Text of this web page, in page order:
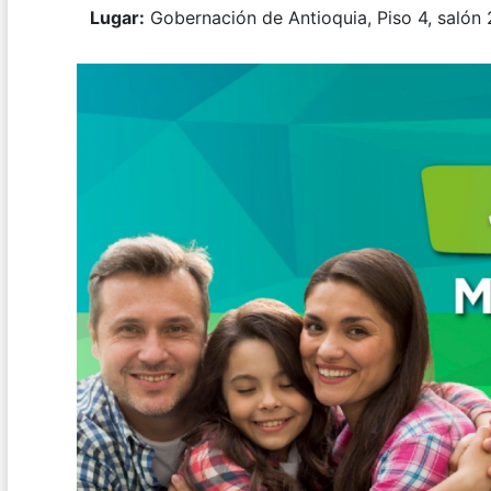
Lugar: Gobernación de Antioquia, Piso 4, salón